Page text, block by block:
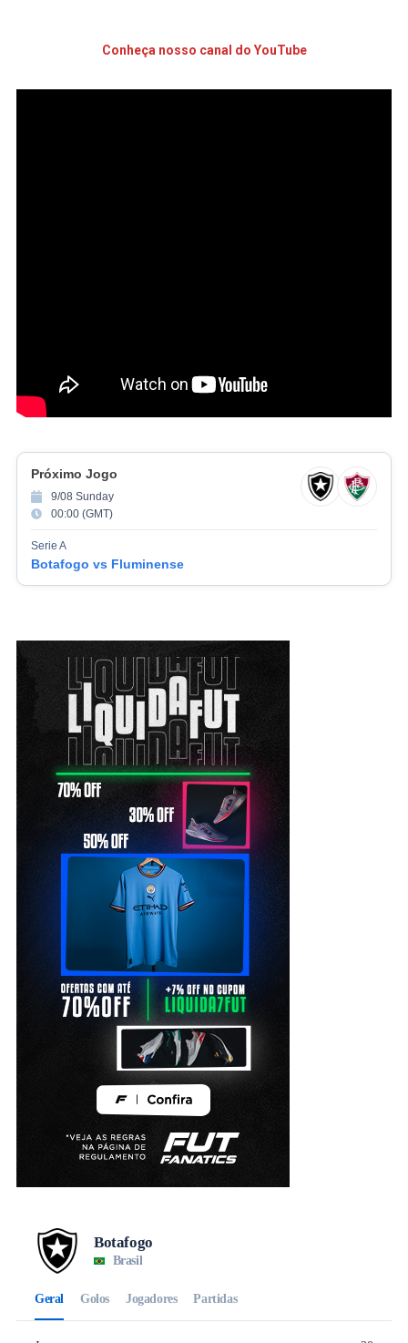
Conheça nosso canal do YouTube
Próximo Jogo
9/08 Sunday
00:00 (GMT)
Serie A
Botafogo vs Fluminense